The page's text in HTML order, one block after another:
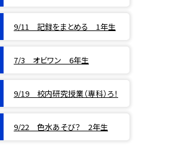
9/11 記録をまとめる 1年生
7/3 オビワン 6年生
9/19 校内研究授業（専科）ろ！
9/22 色水あそび？ 2年生